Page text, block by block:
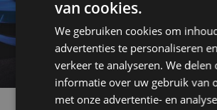
van cookies.
We gebruiken cookies om
advertenties te personaliseren
verkeer te analyseren. We delen
informatie over uw gebruik van
met onze advertentie- en